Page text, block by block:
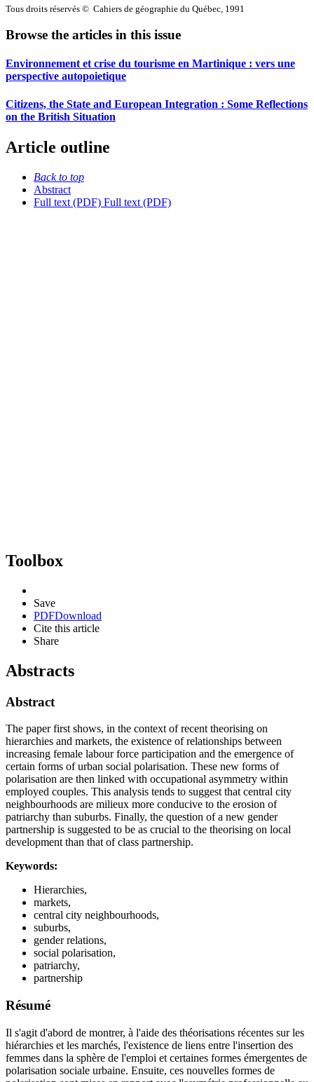
Tous droits réservés © Cahiers de géographie du Québec, 1991
Browse the articles in this issue
Environnement et crise du tourisme en Martinique : vers une
perspective autopoietique
Citizens, the State and European Integration : Some Reflections
on the British Situation
Article outline
Back to top
Abstract
Full text (PDF) Full text (PDF)
Toolbox
Save
PDFDownload
Cite this article
Share
Abstracts
Abstract
The paper first shows, in the context of recent theorising on
hierarchies and markets, the existence of relationships between
increasing female labour force participation and the emergence of
certain forms of urban social polarisation. These new forms of
polarisation are then linked with occupational asymmetry within
employed couples. This analysis tends to suggest that central city
neighbourhoods are milieux more conducive to the erosion of
patriarchy than suburbs. Finally, the question of a new gender
partnership is suggested to be as crucial to the theorising on local
development than that of class partnership.
Keywords:
Hierarchies,
markets,
central city neighbourhoods,
suburbs,
gender relations,
social polarisation,
patriarchy,
partnership
Résumé
Il s'agit d'abord de montrer, à l'aide des théorisations récentes sur les
hiérarchies et les marchés, l'existence de liens entre l'insertion des
femmes dans la sphère de l'emploi et certaines formes émergentes de
polarisation sociale urbaine. Ensuite, ces nouvelles formes de